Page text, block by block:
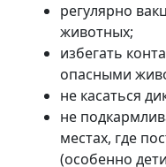
регулярно
животных;
избегать
опасными
не касаться
не
местах, где
(особенно